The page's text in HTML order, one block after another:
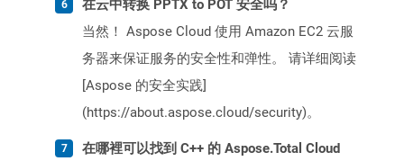
在云中转换 PPTX to POT 安全吗？
当然！ Aspose Cloud 使用 Amazon EC2 云服
务器来保证服务的安全性和弹性。 请详细阅读
[Aspose 的安全实践]
(https://about.aspose.cloud/security)。
在哪裡可以找到 C++ 的 Aspose.Total Cloud